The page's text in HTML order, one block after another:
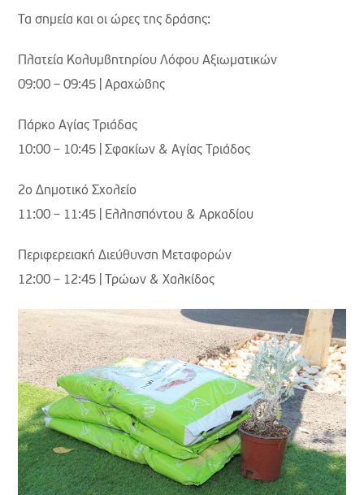
Τα σημεία και οι ώρες της δράσης:
Πλατεία Κολυμβητηρίου Λόφου Αξιωματικών
09:00 – 09:45 | Αραχώβης
Πάρκο Αγίας Τριάδας
10:00 – 10:45 | Σφακίων & Αγίας Τριάδος
2ο Δημοτικό Σχολείο
11:00 – 11:45 | Ελλησπόντου & Αρκαδίου
Περιφερειακή Διεύθυνση Μεταφορών
12:00 – 12:45 | Τρώων & Χαλκίδος